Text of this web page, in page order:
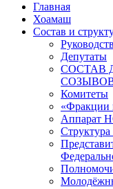
Главная
Хоамаш
Состав и
Депутаты
СОСТАВ
Комитеты
«Фракции
Аппарат